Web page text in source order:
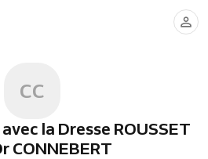
CC
la Dresse ROUSSET
CONNEBERT